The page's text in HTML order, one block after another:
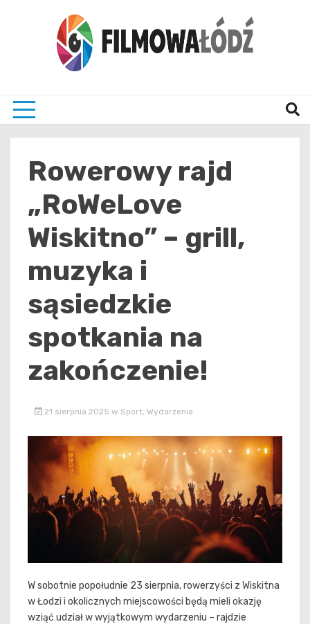
Rowerowy rajd
„RoWeLove
Wiskitno” – grill,
muzyka i
sąsiedzkie
spotkania na
zakończenie!
21 sierpnia 2025 w Sport, Wydarzenia
W sobotnie popołudnie 23 sierpnia, rowerzyści z Wiskitna
w Łodzi i okolicznych miejscowości będą mieli okazję
wziąć udział w wyjątkowym wydarzeniu – rajdzie